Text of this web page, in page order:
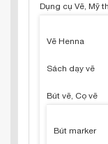
Dụng cụ Vẽ, Mỹ
Vẽ Henna
Sách dạy vẽ
Bút vẽ, Cọ vẽ
Bút marker